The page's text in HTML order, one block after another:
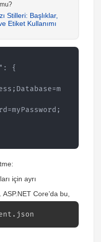
Stilleri: Başlıklar,
Etiket Kullanımı
{
için ayrı
Core’da bu,